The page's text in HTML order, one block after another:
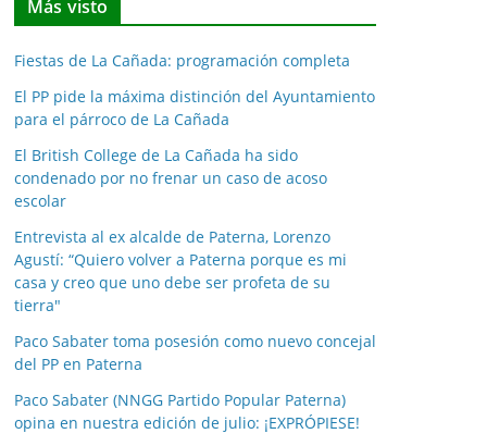
i
a
s
p
o
r
m
e
s
e
s
Más visto
Fiestas de La Cañada: programación completa
El PP pide la máxima distinción del Ayuntamiento
para el párroco de La Cañada
El British College de La Cañada ha sido
condenado por no frenar un caso de acoso
escolar
Entrevista al ex alcalde de Paterna, Lorenzo
Agustí: “Quiero volver a Paterna porque es mi
casa y creo que uno debe ser profeta de su
tierra"
Paco Sabater toma posesión como nuevo concejal
del PP en Paterna
Paco Sabater (NNGG Partido Popular Paterna)
opina en nuestra edición de julio: ¡EXPRÓPIESE!